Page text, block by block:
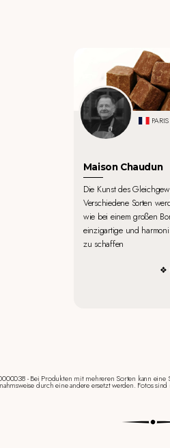
PARIS
Maison Chaudun
Die Kunst des
Verschiedene Sorten
wie bei einem großen
einzigartige und
zu schaffen
- Bei Produkten mit mehreren Sorten kann
durch eine andere ersetzt werden. Fotos